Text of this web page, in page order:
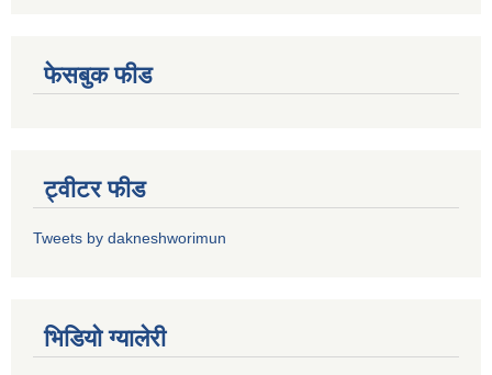
फेसबुक फीड
ट्वीटर फीड
Tweets by dakneshworimun
भिडियाे ग्यालेरी